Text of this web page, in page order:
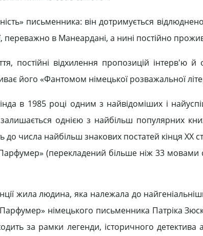
письменника: він дотримується
переважно в Манеардані, а нині постійно
постійні відхилення пропозицій інтерв'ю
його «Фантомом німецької розважальної
в 1985 році одним з найвідоміших і
однією з найбільш популярних
числа найбільш знакових постатей кінця XX
(перекладений більше ніж 33 мовами
жила людина, яка належала до
німецького письменника Патріка
за рамки легенди, історичного